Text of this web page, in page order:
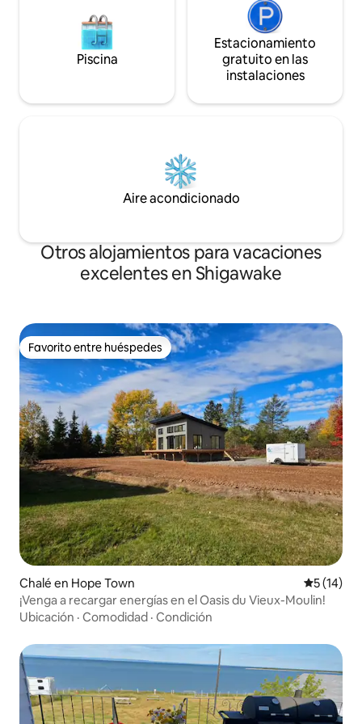
Piscina
Estacionamiento
gratuito en las
instalaciones
Aire acondicionado
Otros alojamientos para vacaciones
excelentes en Shigawake
Favorito entre huéspedes
Favorito entre huéspedes
Chalé en Hope Town
5 (14)
¡Venga a recargar energías en el Oasis du Vieux-Moulin!
Ubicación · Comodidad · Condición